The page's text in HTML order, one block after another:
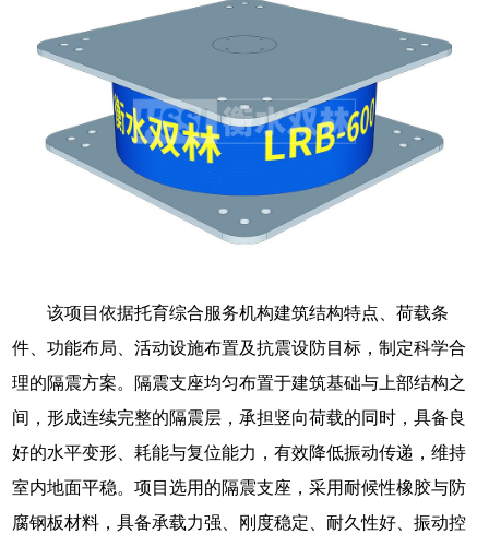
该项目依据托育综合服务机构建筑结构特点、荷载条
件、功能布局、活动设施布置及抗震设防目标，制定科学合
理的隔震方案。隔震支座均匀布置于建筑基础与上部结构之
间，形成连续完整的隔震层，承担竖向荷载的同时，具备良
好的水平变形、耗能与复位能力，有效降低振动传递，维持
室内地面平稳。项目选用的隔震支座，采用耐候性橡胶与防
腐钢板材料，具备承载力强、刚度稳定、耐久性好、振动控